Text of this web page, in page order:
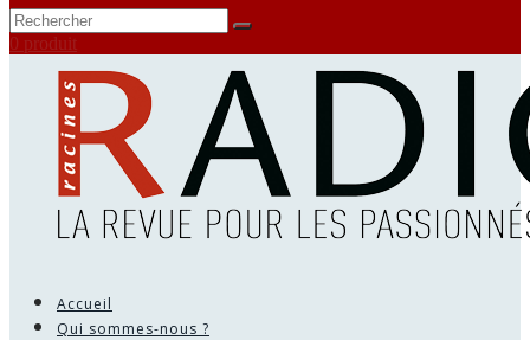
0 produit
Accueil
Qui sommes-nous ?